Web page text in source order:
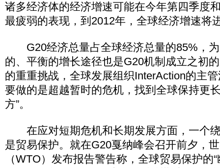
诸多经济体的经济增速可能在今年第四季度
最疲弱的表现，到2012年，全球经济增速将
G20经济总量占全球经济总量的85%，为
的、平衡的增长途径也是G20机制成立之初
的重重挑战，全球发展组织InterAction的主
要做的是超越暂时的危机，找到全球保持更
方”。
在应对短期危机和长期发展方面，一个
是贸易保护。就在G20戛纳峰会召开前夕，
（WTO）发布报告警告称，全球贸易保护的